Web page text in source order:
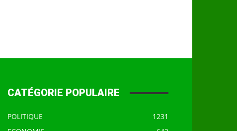
CATÉGORIE POPULAIRE
POLITIQUE
1231